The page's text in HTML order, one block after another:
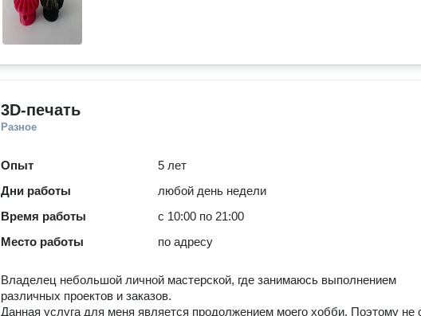
3D-печать
Разное
Опыт
5 лет
Дни работы
любой день недели
Время работы
с 10:00 по 21:00
Место работы
по адресу
Владелец небольшой личной мастерской, где занимаюсь выполнением
различных проектов и заказов.
Данная услуга для меня является продолжением моего хобби. Поэтому не